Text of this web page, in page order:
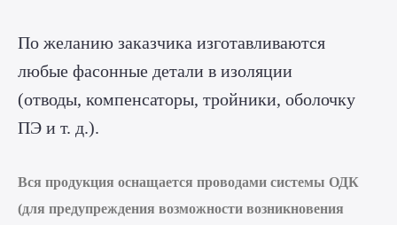
По желанию заказчика изготавливаются
любые фасонные детали в изоляции
(отводы, компенсаторы, тройники, оболочку
ПЭ и т. д.).
Вся продукция оснащается проводами системы ОДК
(для предупреждения возможности возникновения